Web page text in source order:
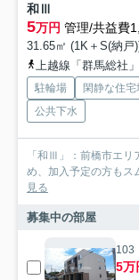
和Ⅲ
5万円 管理/共益費
31.65㎡ (1K＋S(納戸
上越線「群馬総社
駐輪場 閑静な住宅
公共下水
「和Ⅲ」：前橋市エリ
め、加入予定の方もス
見る
募集中の部屋
103
5万